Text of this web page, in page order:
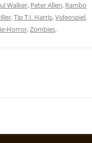
Walker, Peter Allen, Rambo
,Tip T.I. Harris,Videospiel,
Horror,Zombies.